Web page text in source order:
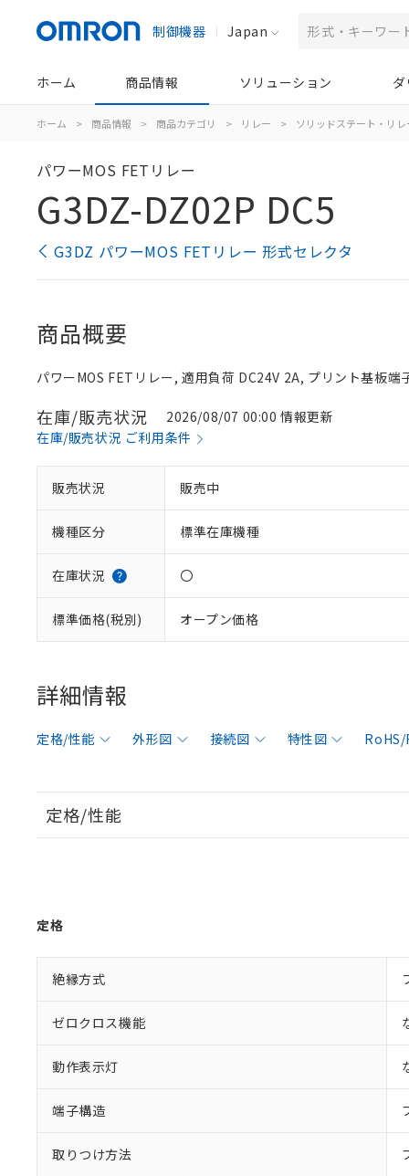
制御機器 Japan
ホーム 商品情報 ソリューション
ホーム > 商品情報 > 商品カテゴリ > リレー > ソリッドステート・リレ
パワーMOS FETリレー
G3DZ-DZ02P DC5
G3DZ パワーMOS FETリレー 形式セレクタ
商品概要
パワーMOS FETリレー, 適用負荷 DC24V 2A, プリント基板
在庫/販売状況
2026/08/07 00:00 情報更新
在庫/販売状況 ご利用条件
販売状況 販売中
機種区分 標準在庫機種
在庫状況 〇
標準価格(税別) オープン価格
詳細情報
定格/性能 外形図 接続図 特性図 RoHS/
定格/性能
定格
絶縁方式
ゼロクロス機能
動作表示灯
端子構造
取りつけ方法